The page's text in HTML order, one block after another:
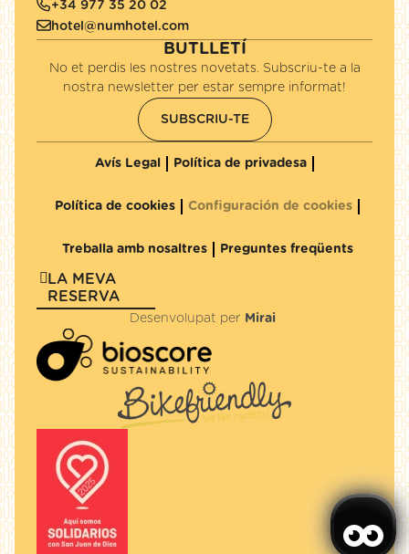
+34 977 35 20 02
hotel@numhotel.com
BUTLLETÍ
No et perdis les nostres novetats. Subscriu-te a la
nostra newsletter per estar sempre informat!
SUBSCRIU-TE
Avís Legal Política de privadesa
Política de cookies Configuración de cookies
Treballa amb nosaltres Preguntes freqüents
LA MEVA
RESERVA
Desenvolupat per Mirai